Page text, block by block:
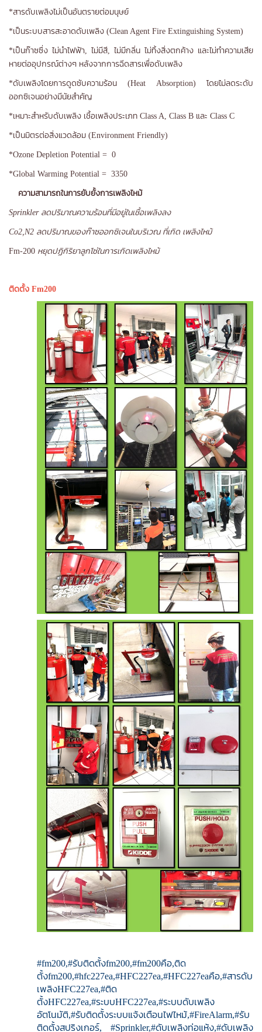
*สารดับเพลิงไม่เป็นอันตรายต่อมนุษย์
*เป็นระบบสารสะอาดดับเพลิง (Clean Agent Fire Extinguishing System)
*เป็นก๊าซซึ่ง ไม่นำไฟฟ้า, ไม่มีสี, ไม่มีกลิ่น ไม่ทิ้งสิ่งตกค้าง และไม่ทำความเสีย
หายต่ออุปกรณ์ต่างๆ หลังจากการฉีดสารเพื่อดับเพลิง
*ดับเพลิงโดยการดูดซับความร้อน (Heat Absorption) โดยไม่ลดระดับ
ออกซิเจนอย่างมีนัยสำคัญ
*เหมาะสำหรับดับเพลิง เชื้อเพลิงประเภท Class A, Class B และ Class C
*เป็นมิตรต่อสิ่งแวดล้อม (Environment Friendly)
*Ozone Depletion Potential = 0
*Global Warming Potential = 3350
ความสามารถในการยับยั้งการเพลิงไหม้
Sprinkler ลดปริมาณความร้อนที่มีอยู่ในเชื้อเพลิงลง
Co2,N2 ลดปริมาณของก๊าซออกซิเจนในบริเวณ ที่เกิด เพลิงไหม้
Fm-200 หยุดปฏิกิริยาลูกโซ่ในการเกิดเพลิงไหม้
ติดตั้ง Fm200
#fm200,#รับติดตั้งfm200,#fm200คือ,ติด
ตั้งfm200,#hfc227ea,#HFC227ea,#HFC227eaคือ,#สารดับ
เพลิงHFC227ea,#ติด
ตั้งHFC227ea,#ระบบHFC227ea,#ระบบดับเพลิง
อัตโนมัติ,#รับติดตั้งระบบแจ้งเตือนไฟไหม้,#FireAlarm,#รับ
ติดตั้งสปริงเกอร์, #Sprinkler,#ดับเพลิงท่อแห้ง,#ดับเพลิง